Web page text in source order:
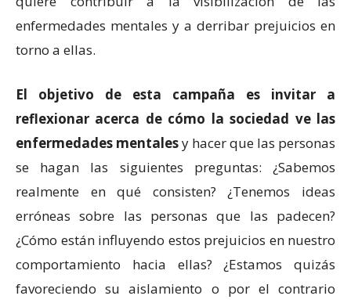
enfermedades mentales y a derribar prejuicios en
torno a ellas.
El objetivo de esta campaña es invitar a
reflexionar acerca de cómo la sociedad ve las
enfermedades mentalesy hacer que las personas
se hagan las siguientes preguntas: ¿Sabemos
realmente en qué consisten? ¿Tenemos ideas
erróneas sobre las personas que las padecen?
¿Cómo están influyendo estos prejuicios en nuestro
comportamiento hacia ellas? ¿Estamos quizás
favoreciendo su aislamiento o por el contrario